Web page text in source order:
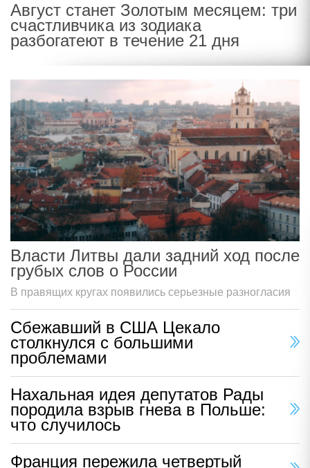
Август станет Золотым месяцем: три
счастливчика из зодиака
разбогатеют в течение 21 дня
Власти Литвы дали задний ход после
грубых слов о России
В правящих кругах появились серьезные разногласия
Сбежавший в США Цекало
столкнулся с большими
проблемами
Нахальная идея депутатов Рады
породила взрыв гнева в Польше:
что случилось
Франция пережила четвертый